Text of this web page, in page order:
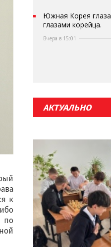
к
по
Южная Корея
глазами корейца.
Вчера в 15:01
АКТУАЛЬНО